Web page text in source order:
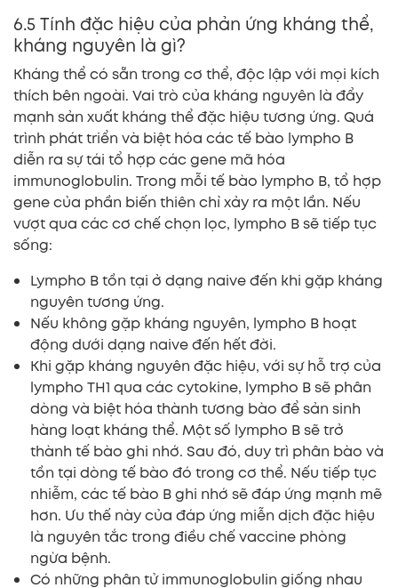
6.5 Tính đặc hiệu của phản ứng kháng thể,
kháng nguyên là gì?
Kháng thể có sẵn trong cơ thể, độc lập với mọi kích
thích bên ngoài. Vai trò của kháng nguyên là đẩy
mạnh sản xuất kháng thể đặc hiệu tương ứng. Quá
trình phát triển và biệt hóa các tế bào lympho B
diễn ra sự tái tổ hợp các gene mã hóa
immunoglobulin. Trong mỗi tế bào lympho B, tổ hợp
gene của phần biến thiên chỉ xảy ra một lần. Nếu
vượt qua các cơ chế chọn lọc, lympho B sẽ tiếp tục
sống:
Lympho B tồn tại ở dạng naive đến khi gặp kháng
nguyên tương ứng.
Nếu không gặp kháng nguyên, lympho B hoạt
động dưới dạng naive đến hết đời.
Khi gặp kháng nguyên đặc hiệu, với sự hỗ trợ của
lympho TH1 qua các cytokine, lympho B sẽ phân
dòng và biệt hóa thành tương bào để sản sinh
hàng loạt kháng thể. Một số lympho B sẽ trở
thành tế bào ghi nhớ. Sau đó, duy trì phân bào và
tồn tại dòng tế bào đó trong cơ thể. Nếu tiếp tục
nhiễm, các tế bào B ghi nhớ sẽ đáp ứng mạnh mẽ
hơn. Ưu thế này của đáp ứng miễn dịch đặc hiệu
là nguyên tắc trong điều chế vaccine phòng
ngừa bệnh.
Có những phân tử immunoglobulin giống nhau